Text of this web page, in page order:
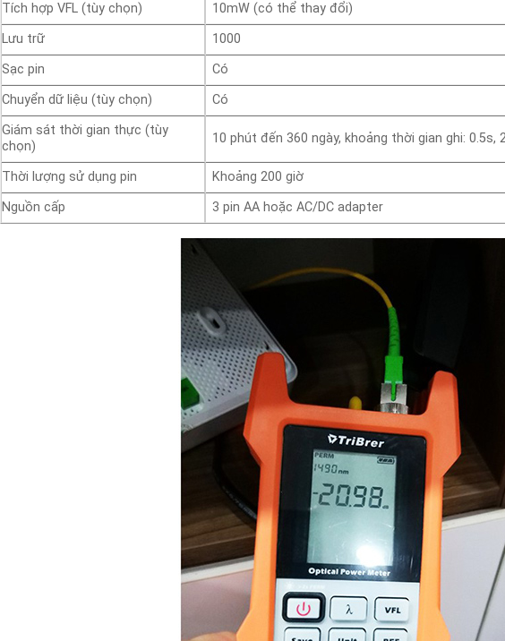
Tích hợp VFL (tùy chọn)
10mW (có thể thay đổi)
Lưu trữ
1000
Sạc pin
Có
Chuyển dữ liệu (tùy chọn)
Có
Giám sát thời gian thực (tùy
chọn)
10 phút đến 360 ngày, khoảng thời gian ghi: 0.5s,
Thời lượng sử dụng pin
Khoảng 200 giờ
Nguồn cấp
3 pin AA hoặc AC/DC adapter